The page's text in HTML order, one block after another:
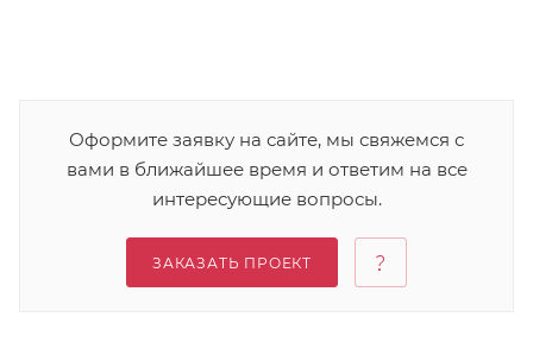
Оформите заявку на сайте, мы свяжемся с
вами в ближайшее время и ответим на все
интересующие вопросы.
ЗАКАЗАТЬ ПРОЕКТ